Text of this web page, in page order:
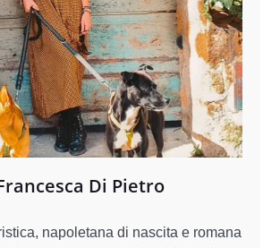
Di Pietro
napoletana di nascita e romana